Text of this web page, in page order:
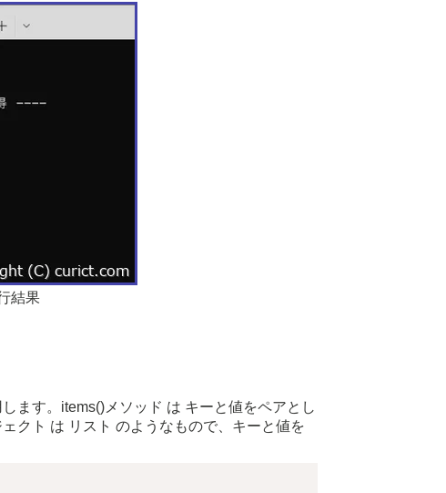
結果
ます。items()メソッド は キーと値をペアとし
クト は リスト のようなもので、キーと値を